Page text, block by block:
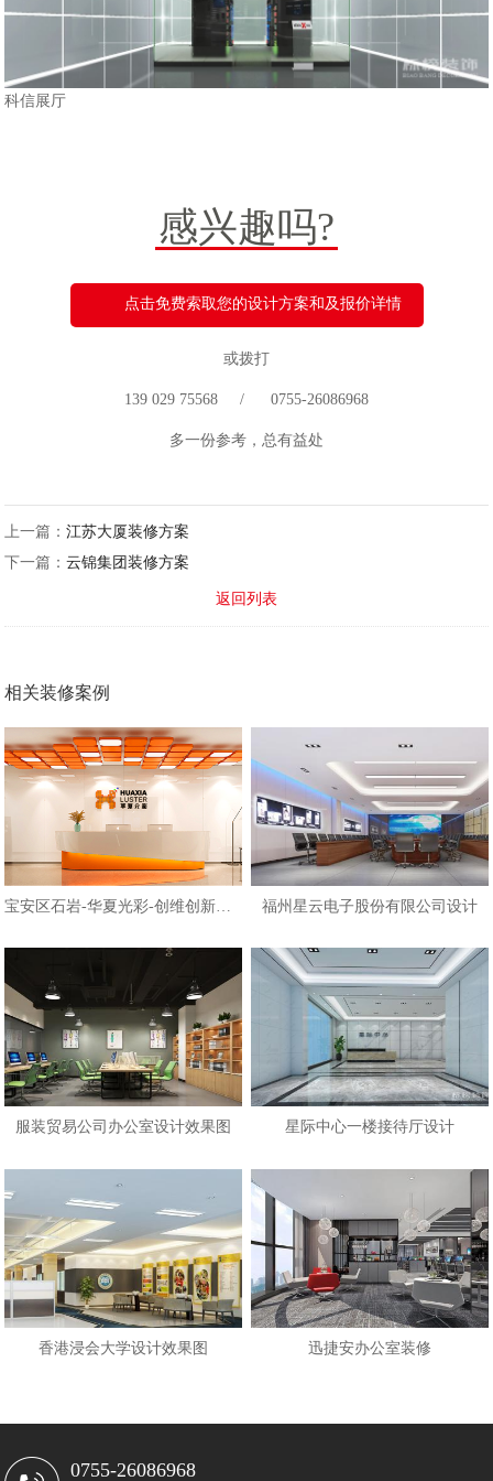
科信展厅
感兴趣吗?
点击免费索取您的设计方案和及报价详情
或拨打
139 029 75568 / 0755-26086968
多一份参考，总有益处
上一篇：江苏大厦装修方案
下一篇：云锦集团装修方案
返回列表
相关装修案例
福州星云电子股份有限公司设计
服装贸易公司办公室设计效果图 星际中心一楼接待厅设计
香港浸会大学设计效果图 迅捷安办公室装修
0755-26086968